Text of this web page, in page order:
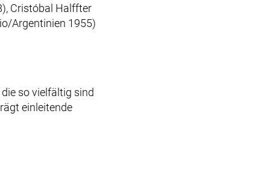
Cristóbal Halffter
Argentinien 1955)
so vielfältig sind
einleitende